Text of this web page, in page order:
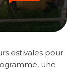
estivales pour
une